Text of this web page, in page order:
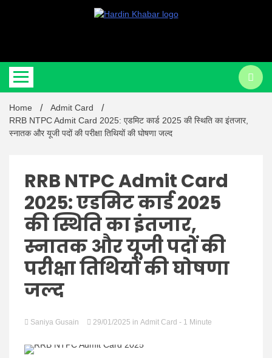
Hardin
Khabar |
Hindi
news |
Home
Admit Card
RRB NTPC Admit Card 2025: एडमिट कार्ड 2025 की स्थिति का इंतजार,
स्नातक और यूजी पदों की परीक्षा तिथियों की घोषणा जल्द
RRB NTPC Admit Card
2025: एडमिट कार्ड 2025
की स्थिति का इंतजार,
स्नातक और यूजी पदों की
परीक्षा तिथियों की घोषणा
जल्द
Saniya Gusain 29/01/2025 in Admit Card - 1 Minute